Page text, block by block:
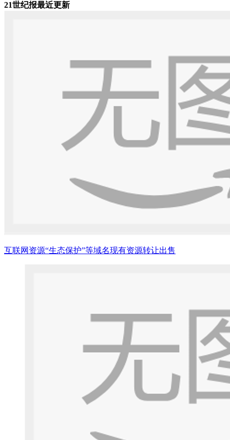
21世纪报最近更新
互联网资源“生态保护”等域名现有资源转让出售